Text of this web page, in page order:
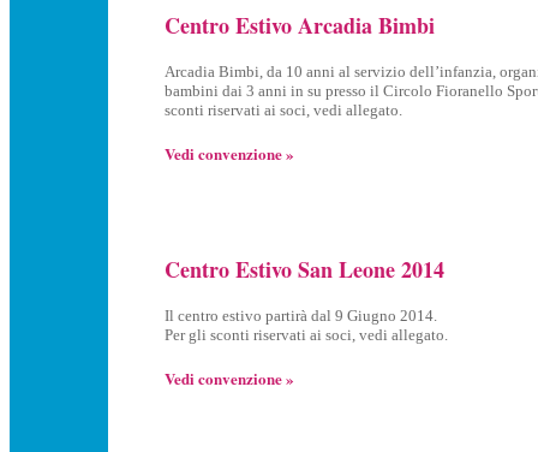
Centro Estivo Arcadia Bimbi
Arcadia Bimbi, da 10 anni al servizio dell’infanzia,
bambini dai 3 anni in su presso il Circolo Fioranello
sconti riservati ai soci, vedi allegato.
Vedi convenzione »
Centro Estivo San Leone 2014
Il centro estivo partirà dal 9 Giugno 2014.
Per gli sconti riservati ai soci, vedi allegato.
Vedi convenzione »